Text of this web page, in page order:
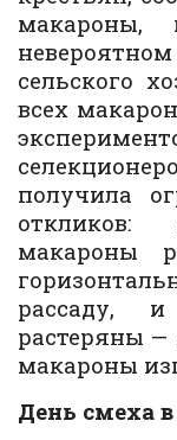
макароны,
сельского
всех
получила
откликов:
макароны
рассаду,
растеряны —
макароны
День смеха